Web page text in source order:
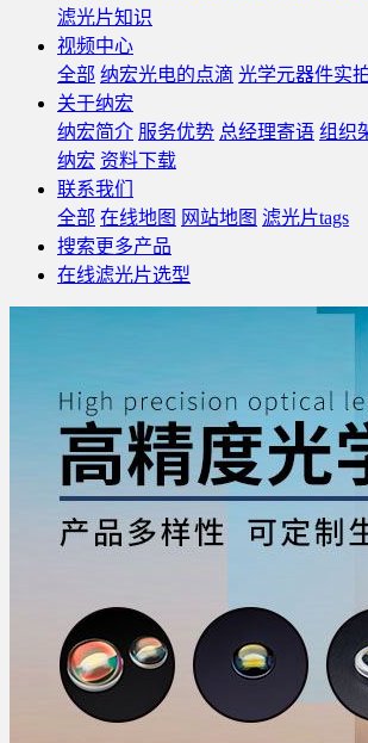
滤光片知识
视频中心
全部 纳宏光电的点滴 光学元器件实
关于纳宏
纳宏简介 服务优势 总经理寄语 组织
纳宏 资料下载
联系我们
全部 在线地图 网站地图 滤光片tags
搜索更多产品
在线滤光片选型